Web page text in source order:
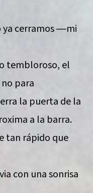
ya cerramos ―mi
tembloroso, el
para
la puerta de la
a la barra.
rápido que
con una sonrisa